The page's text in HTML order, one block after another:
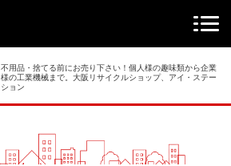
不用品・捨てる前にお売り下さい！個人様の趣味類から企業
様の工業機械まで。大阪リサイクルショップ、アイ・ステー
ション
> 店頭買取